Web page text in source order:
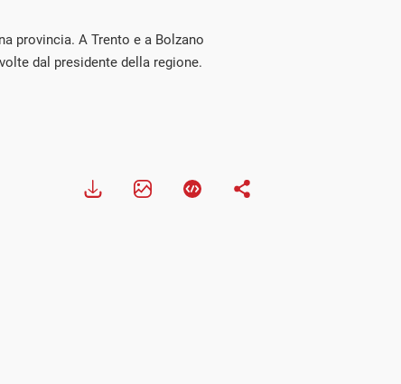
provincia. A Trento e a Bolzano
dal presidente della regione.